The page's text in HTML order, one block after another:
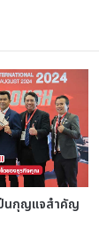
ป็นกุญแจสำคัญ